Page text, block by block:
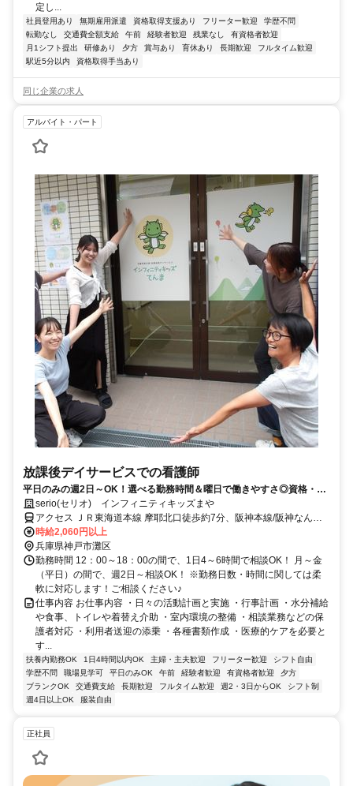
定し...
社員登用あり 無期雇用派遣 資格取得支援あり フリーター歓迎
学歴不問
転勤なし
交通費全額支給 午前 経験者歓迎 残業なし
有資格者歓迎
月1シフト提出
研修あり 夕方 賞与あり 育休あり 長期歓迎
フルタイム歓迎
駅近5分以内
資格取得手当あり
同じ企業の求人
アルバイト・パート
放課後デイサービスでの看護師
平日のみの週2日～OK！選べる勤務時間＆曜日で働きやすさ◎資格・経
験が活かせるお仕事★
serio(セリオ) インフィニティキッズまや
アクセス ＪＲ東海道本線 摩耶北口徒歩約7分、阪神本線/阪神なんば
線 大石徒歩約10分、阪神本線/阪神なんば線 西灘徒歩約12分 車通勤
可（駐車場代自己負担）※規定あり
時給2,060円以上
兵庫県神戸市灘区
勤務時間 12：00～18：00の間で、1日4～6時間で相談OK！ 月～金
（平日）の間で、週2日～相談OK！ ※勤務日数・時間に関しては柔
軟に対応します！ご相談ください♪
仕事内容 お仕事内容 ・日々の活動計画と実施 ・行事計画 ・水分補給
や食事、トイレや着替え介助 ・室内環境の整備 ・相談業務などの保
護者対応 ・利用者送迎の添乗 ・各種書類作成 ・医療的ケアを必要と
す...
扶養内勤務OK 1日4時間以内OK 主婦・主夫歓迎 フリーター歓迎
シフト自由
学歴不問
職場見学可 平日のみOK 午前 経験者歓迎 有資格者歓迎
夕方
ブランクOK
交通費支給 長期歓迎 フルタイム歓迎 週2・3日からOK
シフト制
週4日以上OK
服装自由
正社員